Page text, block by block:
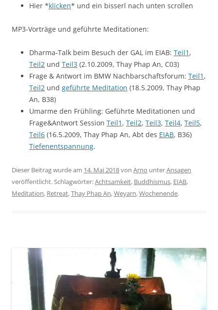
Hier *klicken* und ein bisserl nach unten scrollen
MP3-Vorträge und geführte Meditationen:
Dharma-Talk beim Besuch der GAL im EIAB: Teil1 ,
Teil2 und Teil3 (2.10.2009, Thay Phap An, C03)
Frage & Antwort im BMW Nachbarschaftsforum: Teil1 ,
Teil2 und geführte Meditation (18.5.2009, Thay Phap
An, B38)
Umarme den Frühling: Geführte Meditationen und
Frage&Antwort Session Teil1 , Teil2, Teil3, Teil4, Teil5,
Teil6 (16.5.2009, Thay Phap An, Abt des EIAB, B36)
Tiefenentspannung.
Dieser Beitrag wurde am 14. Mai 2018von Arno unterAnsagen
veröffentlicht. Schlagwörter:Achtsamkeit, Buddhismus, EIAB,
Meditation, Retreat,Thay Phap An,Weyarn,Wochenende.